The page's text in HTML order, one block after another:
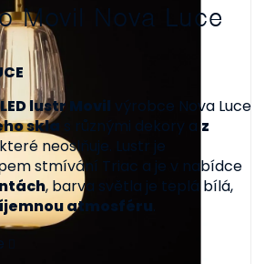
Movil Nova Luce
LED lustr Movil výrobce Nova Luce
skla s různými dekory a z
neoslňuje. Lustr je
stmívání Triac a je v nabídce
, barva světla je teplá bílá,
atmosféru.